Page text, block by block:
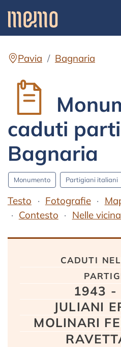
Pavia Bagnaria
caduti
Bagnaria
Monumento Partigiani italiani
Testo Fotografie
Contesto
Nelle
caduti
1943 -
JULIANI
MOLINARI